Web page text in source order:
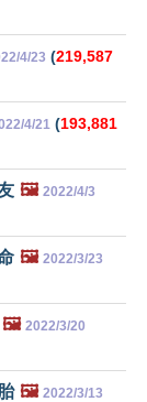
4/23 (219,587
4/21 (193,881
🖼️ 2022/4/3
🖼️ 2022/3/23
🖼️ 2022/3/20
🖼️ 2022/3/13